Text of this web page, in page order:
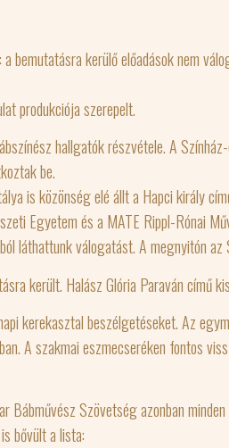
kerülő előadások nem
produkciója szerepelt.
hallgatók részvétele. A
be.
is közönség elé állt a Hapci király
Egyetem és a MATE Rippl-Rónai
láthattunk válogatást. A megnyitón
került. Halász Glória Paraván című
kerekasztal beszélgetéseket. Az
A szakmai eszmecseréken fontos
Szövetség azonban
bővült a lista: